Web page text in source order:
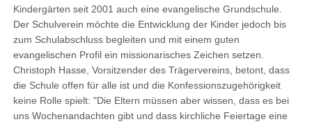
Kindergärten seit 2001 auch eine evangelische Grundschule.
Der Schulverein möchte die Entwicklung der Kinder jedoch bis
zum Schulabschluss begleiten und mit einem guten
evangelischen Profil ein missionarisches Zeichen setzen.
Christoph Hasse, Vorsitzender des Trägervereins, betont, dass
die Schule offen für alle ist und die Konfessionszugehörigkeit
keine Rolle spielt: "Die Eltern müssen aber wissen, dass es bei
uns Wochenandachten gibt und dass kirchliche Feiertage eine